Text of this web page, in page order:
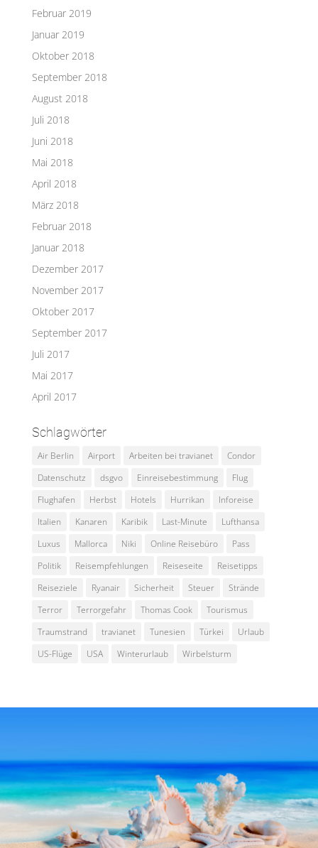
Februar 2019
Januar 2019
Oktober 2018
September 2018
August 2018
Juli 2018
Juni 2018
Mai 2018
April 2018
März 2018
Februar 2018
Januar 2018
Dezember 2017
November 2017
Oktober 2017
September 2017
Juli 2017
Mai 2017
April 2017
Schlagwörter
Air Berlin Airport Arbeiten bei travianet
Condor
Datenschutz
dsgvo Einreisebestimmung
Flug
Flughafen
Herbst Hotels Hurrikan
Inforeise
Italien
Kanaren Karibik Last-Minute
Lufthansa
Luxus
Mallorca Niki Online Reisebüro
Pass
Politik
Reisempfehlungen Reiseseite
Reisetipps
Reiseziele
Ryanair Sicherheit Steuer
Strände
Terror
Terrorgefahr Thomas Cook
Tourismus
Traumstrand
travianet Tunesien Türkei
Urlaub
US-Flüge
USA Winterurlaub Wirbelsturm